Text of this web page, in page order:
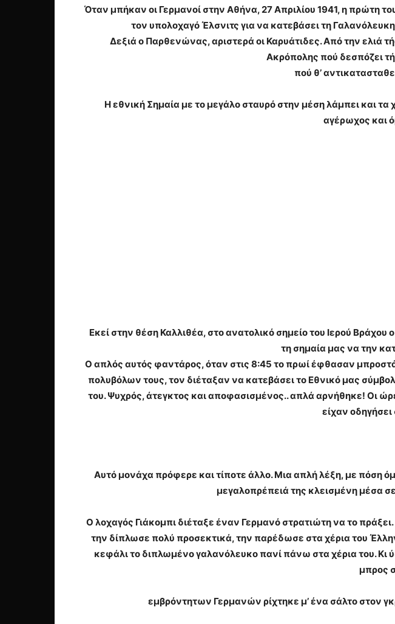
Όταν μπήκαν οι Γερμανοί στην Αθήνα, 27 Απριλίου 1941, η πρώτη
τον υπολοχαγό Έλσνιτς για να κατεβάσει τη
Δεξιά ο Παρθενώνας, αριστερά οι Καρυάτιδες. Από την ελιά
Ακρόπολης πού δεσπόζει
πού θ’
Η εθνική Σημαία με το μεγάλο σταυρό στην μέση λάμπει και
αγέρωχος και
Εκεί στην θέση Καλλιθέα, στο ανατολικό σημείο του Ιερού
τη σημαία μας να την
Ο απλός αυτός φαντάρος, όταν στις 8:45 το πρωί έφθασαν
πολυβόλων τους, τον διέταξαν να κατεβάσει το Εθνικό μας
του. Ψυχρός, άτεγκτος και αποφασισμένος.. απλά αρνήθηκε! Οι
είχαν
Αυτό μονάχα πρόφερε και τίποτε άλλο. Μια απλή λέξη, με πόση
μεγαλοπρέπειά της κλεισμένη μέσα
Ο λοχαγός Γιάκομπι διέταξε έναν Γερμανό στρατιώτη να το
την δίπλωσε πολύ προσεκτικά, την παρέδωσε στα χέρια του
κεφάλι το διπλωμένο γαλανόλευκο πανί πάνω στα χέρια του. Κι
μπρος
εμβρόντητων Γερμανών ρίχτηκε μ’ ένα σάλτο στον